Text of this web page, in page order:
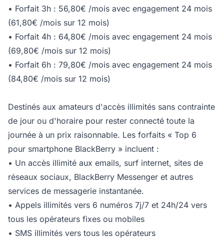
• Forfait 3h : 56,80€ /mois avec engagement 24 mois
(61,80€ /mois sur 12 mois)
• Forfait 4h : 64,80€ /mois avec engagement 24 mois
(69,80€ /mois sur 12 mois)
• Forfait 6h : 79,80€ /mois avec engagement 24 mois
(84,80€ /mois sur 12 mois)
Destinés aux amateurs d'accès illimités sans contrainte
de jour ou d'horaire pour rester connecté toute la
journée à un prix raisonnable. Les forfaits « Top 6
pour smartphone BlackBerry » incluent :
• Un accès illimité aux emails, surf internet, sites de
réseaux sociaux, BlackBerry Messenger et autres
services de messagerie instantanée.
• Appels illimités vers 6 numéros 7j/7 et 24h/24 vers
tous les opérateurs fixes ou mobiles
• SMS illimités vers tous les opérateurs